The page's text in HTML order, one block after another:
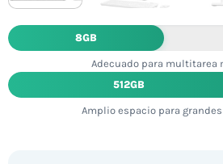
8GB
Adecuado para multitarea
512GB
Amplio espacio para